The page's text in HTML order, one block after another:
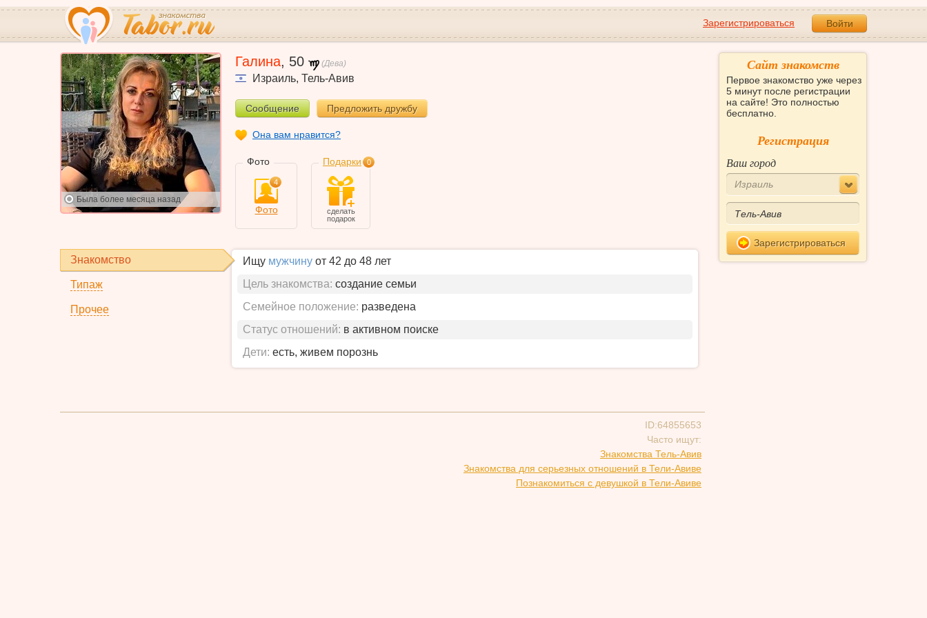
Зарегистрироваться Войти
Была более месяца назад
Галина, 50 (Дева)
Израиль, Тель-Авив
Сообщение Предложить дружбу
Она вам нравится?
Фото
4
Фото
Подарки 0
сделать
подарок
Знакомство
Типаж
Прочее
Ищу мужчину от 42 до 48 лет
Цель знакомства: создание семьи
Семейное положение: разведена
Статус отношений: в активном поиске
Дети: есть, живем порознь
ID:64855653
Часто ищут:
Знакомства Тель-Авив
Знакомства для серьезных отношений в Тели-Авиве
Познакомиться с девушкой в Тели-Авиве
Сайт знакомств
Первое знакомство уже через
5 минут после регистрации
на сайте! Это полностью
бесплатно.
Регистрация
Ваш город
Израиль
Зарегистрироваться